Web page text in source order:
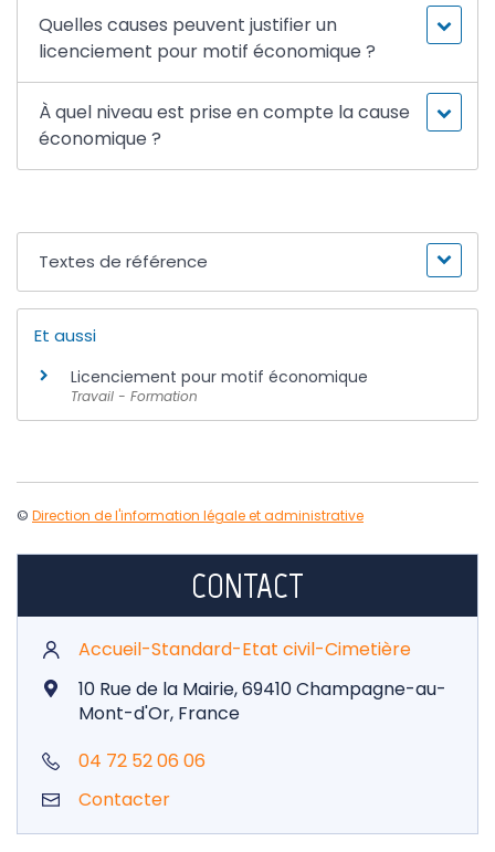
Quelles causes peuvent justifier un
licenciement pour motif économique ?
À quel niveau est prise en compte la cause
économique ?
Textes de référence
Et aussi
Licenciement pour motif économique
Travail - Formation
© Direction de l'information légale et administrative
CONTACT
Accueil-Standard-Etat civil-Cimetière
10 Rue de la Mairie, 69410 Champagne-au-
Mont-d'Or, France
04 72 52 06 06
Contacter